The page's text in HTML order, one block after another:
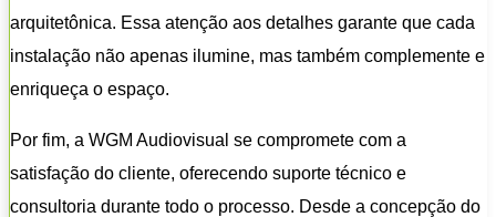
arquitetônica. Essa atenção aos detalhes garante que cada
instalação não apenas ilumine, mas também complemente e
enriqueça o espaço.
Por fim, a WGM Audiovisual se compromete com a
satisfação do cliente, oferecendo suporte técnico e
consultoria durante todo o processo. Desde a concepção do